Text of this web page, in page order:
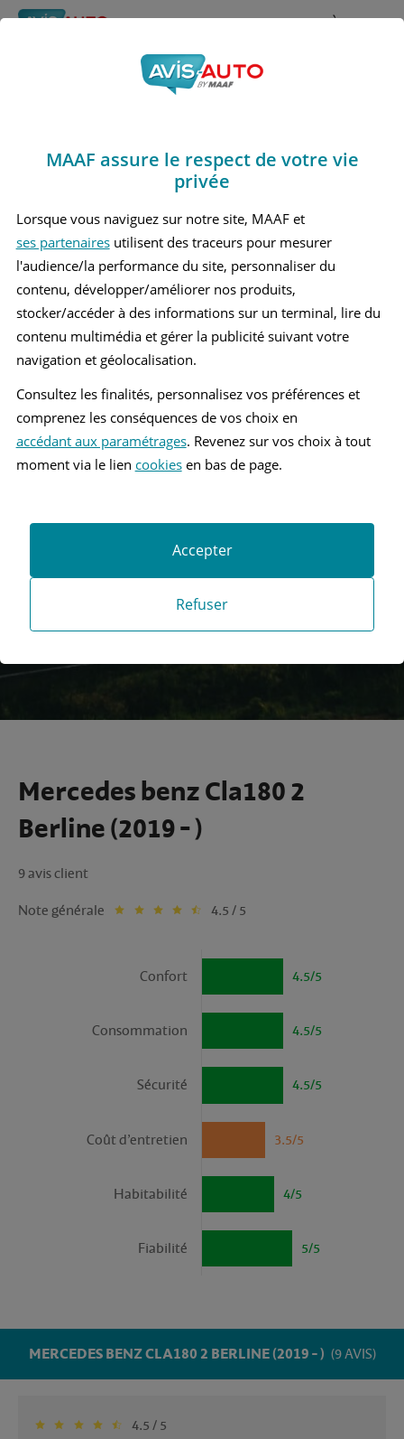
Rechercher À propos
Obtenir un devis d'assurance auto MAAF
Avis Mercedes benz
Cla180 2 Berline (2019 -
)
Recherche d'un véhicule
Comparer deux véhicules
Mercedes benz Cla180 2
Berline (2019 - )
9 avis client
Note générale 4.5 / 5
4.5/5
Confort
4.5/5
Consommation
4.5/5
Sécurité
3.5/5
Coût d’entretien
4/5
Habitabilité
5/5
Fiabilité
MERCEDES BENZ CLA180 2 BERLINE (2019 - ) (9 AVIS)
4.5 / 5
MAAF assure le respect de votre vie
privée
Lorsque vous naviguez sur notre site, MAAF et
ses partenairesutilisent des traceurs pour mesurer
l'audience/la performance du site, personnaliser du
contenu, développer/améliorer nos produits,
stocker/accéder à des informations sur un terminal, lire du
contenu multimédia et gérer la publicité suivant votre
navigation et géolocalisation.
Consultez les finalités, personnalisez vos préférences et
comprenez les conséquences de vos choix en
accédant aux paramétrages. Revenez sur vos choix à tout
moment via le lien cookiesen bas de page.
Refuser
Accepter